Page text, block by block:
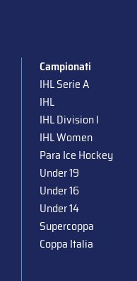
Campionati
IHL Serie A
IHL
IHL Division I
IHL Women
Para Ice Hockey
Under 19
Under 16
Under 14
Supercoppa
Coppa Italia